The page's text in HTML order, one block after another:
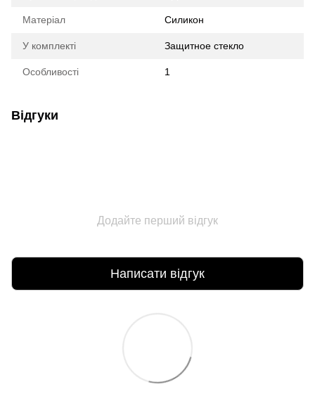
Матеріал Силикон
У комплекті Защитное стекло
Особливості 1
Відгуки
Додайте перший відгук
Написати відгук